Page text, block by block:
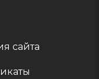
сайта